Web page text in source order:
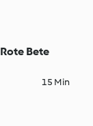
Bete
15 Min